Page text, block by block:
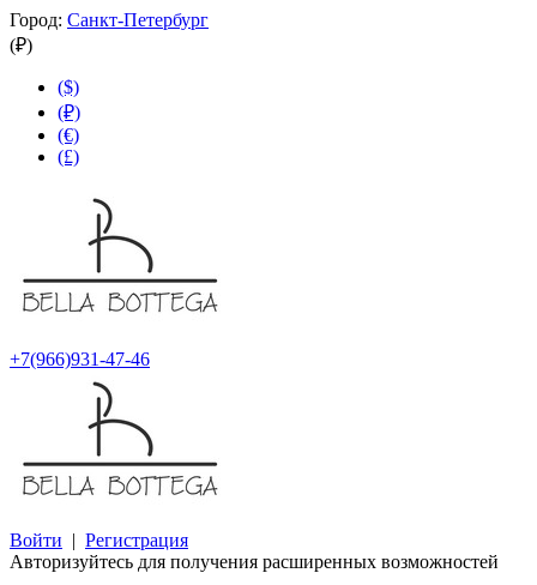
Город: Санкт-Петербург
(₽)
($)
(₽)
(€)
(£)
+7(966)931-47-46
Войти | Регистрация
Авторизуйтесь для получения расширенных возможностей